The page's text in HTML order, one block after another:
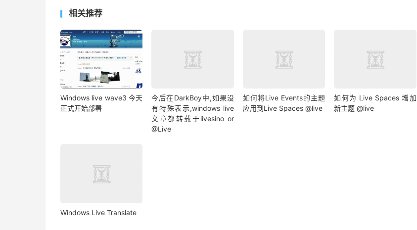
相关推荐
Windows live wave3 今天
正式开始部署
今后在DarkBoy中,如果没
有特殊表示,windows live
文章都转载于livesino or
@Live
如何将Live Events的主题
应用到Live Spaces @live
如何为 Live Spaces 增加
新主题 @live
Windows Live Translate